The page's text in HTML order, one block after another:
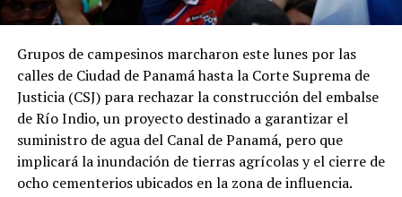
Los datos coinciden con las estadísticas del Ministerio
de Economía y Finanzas (MEF), que muestran una
tendencia descendente en los ingresos del Gobierno
Central. La relación entre los ingresos tributarios y el
PIB pasó de 13 % en 2012 a 7.1 % en 2025, mientras que
los ingresos totales del Gobierno Central disminuyeron
de 18.7 % a 11.7 % en el mismo período.
Grupos de campesinos marcharon este lunes por las
calles de Ciudad de Panamá hasta la Corte Suprema de
Justicia (CSJ) para rechazar la construcción del embalse
de Río Indio, un proyecto destinado a garantizar el
suministro de agua del Canal de Panamá, pero que
implicará la inundación de tierras agrícolas y el cierre de
ocho cementerios ubicados en la zona de influencia.